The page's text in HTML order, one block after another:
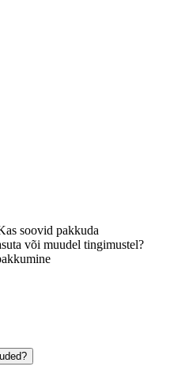
soovid pakkuda
või muudel tingimustel?